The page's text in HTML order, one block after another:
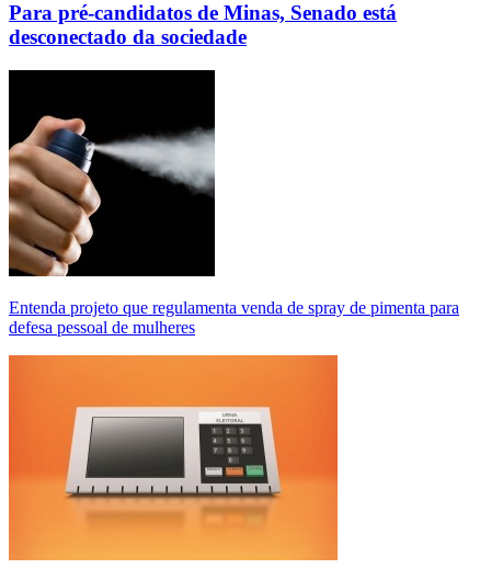
Para pré-candidatos de Minas, Senado está
desconectado da sociedade
Entenda projeto que regulamenta venda de spray de pimenta para
defesa pessoal de mulheres